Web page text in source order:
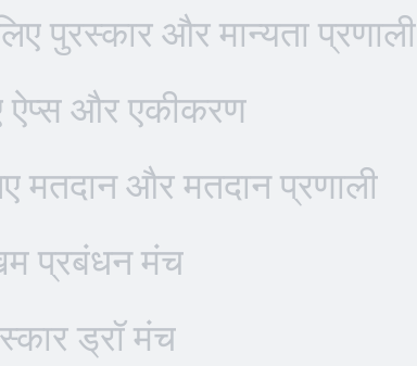
पुरस्कार और मान्यता प्रणाली
और एकीकरण
और मतदान प्रणाली
प्रबंधन मंच
ड्रॉ मंच